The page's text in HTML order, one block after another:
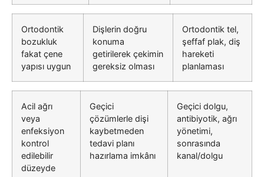
Ortodontik
bozukluk
fakat çene
yapısı uygun
Dişlerin doğru
konuma
getirilerek çekimin
gereksiz olması
Ortodontik tel,
şeffaf plak, diş
hareketi
planlaması
Acil ağrı
veya
enfeksiyon
kontrol
edilebilir
düzeyde
Geçici
çözümlerle dişi
kaybetmeden
tedavi planı
hazırlama imkânı
Geçici dolgu,
antibiyotik, ağrı
yönetimi,
sonrasında
kanal/dolgu